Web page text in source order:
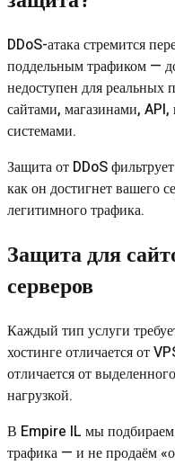
DDoS-атака стремится
поддельным трафиком —
недоступен для реальных
сайтами, магазинами,
системами.
Защита от DDoS
как он достигнет вашего
легитимного трафика.
Защита для
серверов
Каждый тип услуги
хостинге отличается от
отличается от
нагрузкой.
В Empire IL мы
трафика — и не продаём